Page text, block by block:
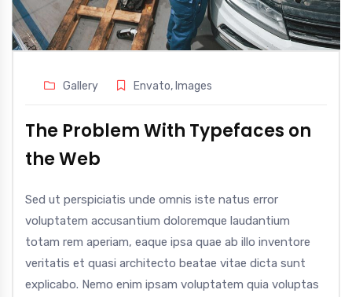
Gallery Envato, Images
The Problem With Typefaces on
the Web
Sed ut perspiciatis unde omnis iste natus error
voluptatem accusantium doloremque laudantium
totam rem aperiam, eaque ipsa quae ab illo inventore
veritatis et quasi architecto beatae vitae dicta sunt
explicabo. Nemo enim ipsam voluptatem quia voluptas